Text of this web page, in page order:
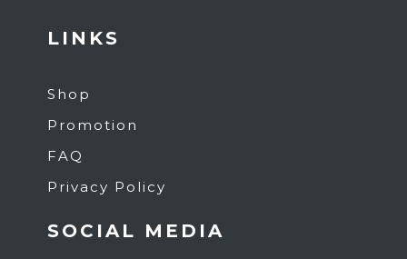
LINKS
Shop
Promotion
FAQ
Privacy Policy
SOCIAL MEDIA